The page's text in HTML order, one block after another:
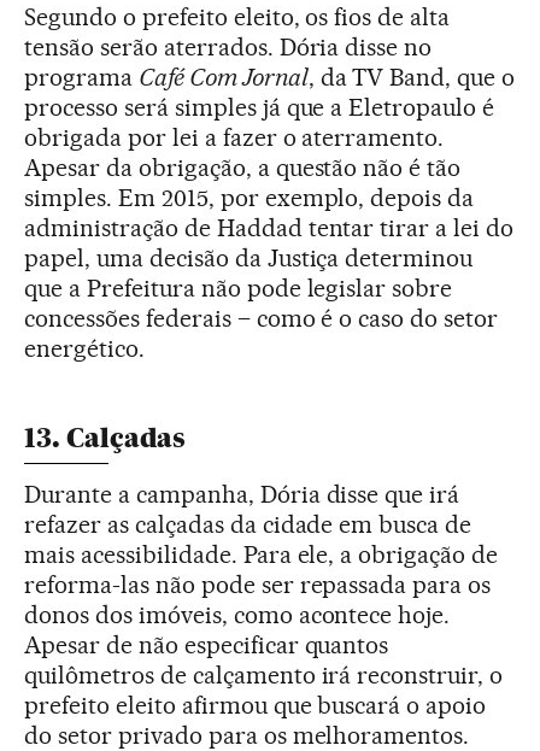
Segundo o prefeito eleito, os fios de alta
tensão serão aterrados. Dória disse no
programa Café Com Jornal, da TV Band, que o
processo será simples já que a Eletropaulo é
obrigada por lei a fazer o aterramento.
Apesar da obrigação, a questão não é tão
simples. Em 2015, por exemplo, depois da
administração de Haddad tentar tirar a lei do
papel, uma decisão da Justiça determinou
que a Prefeitura não pode legislar sobre
concessões federais – como é o caso do setor
energético.
13. Calçadas
Durante a campanha, Dória disse que irá
refazer as calçadas da cidade em busca de
mais acessibilidade. Para ele, a obrigação de
reforma-las não pode ser repassada para os
donos dos imóveis, como acontece hoje.
Apesar de não especificar quantos
quilômetros de calçamento irá reconstruir, o
prefeito eleito afirmou que buscará o apoio
do setor privado para os melhoramentos.